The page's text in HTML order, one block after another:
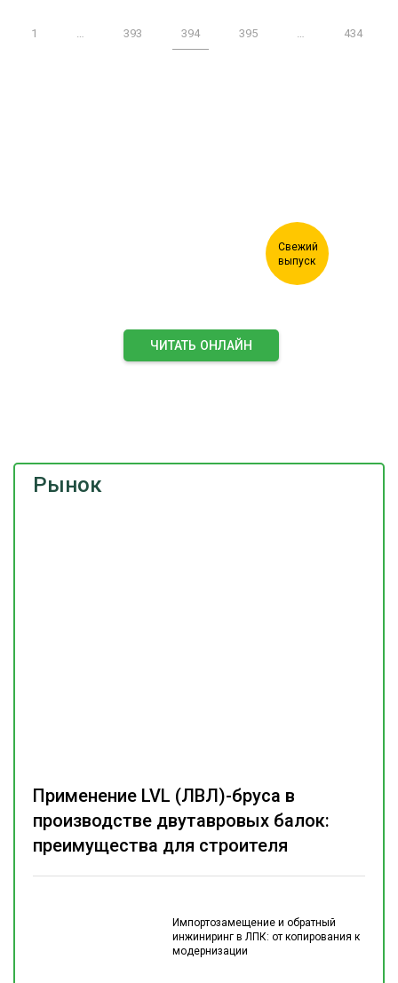
ЧИТАТЬ ОНЛАЙН
1 393 394 395 434
Рынок
Импортозамещение и обратный
инжиниринг в ЛПК: от копирования к
модернизации
Применение LVL (ЛВЛ)-бруса в
производстве двутавровых балок:
преимущества для строителя